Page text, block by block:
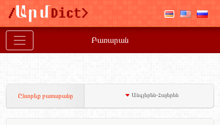
Բառարան
Ընտրեք բառարանը Անգլերեն-Հայերեն